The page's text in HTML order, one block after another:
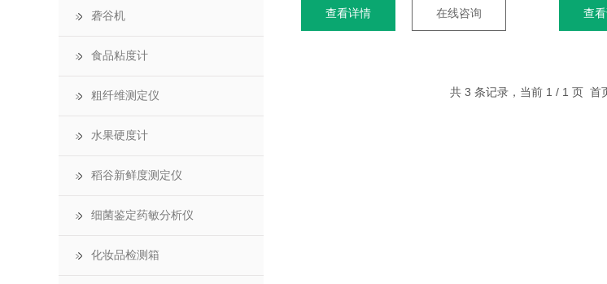
砻谷机
食品粘度计
粗纤维测定仪
水果硬度计
稻谷新鲜度测定仪
细菌鉴定药敏分析仪
化妆品检测箱
查看详情 在线咨询 查
共 3 条记录，当前 1 / 1 页